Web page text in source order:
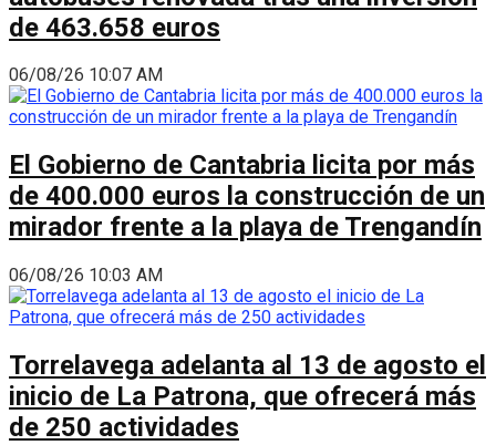
de 463.658 euros
06/08/26 10:07 AM
El Gobierno de Cantabria licita por más
de 400.000 euros la construcción de un
mirador frente a la playa de Trengandín
06/08/26 10:03 AM
Torrelavega adelanta al 13 de agosto el
inicio de La Patrona, que ofrecerá más
de 250 actividades